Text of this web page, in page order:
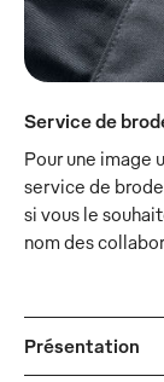
Service de
Pour une image
service de
si vous le
nom des
Présentation